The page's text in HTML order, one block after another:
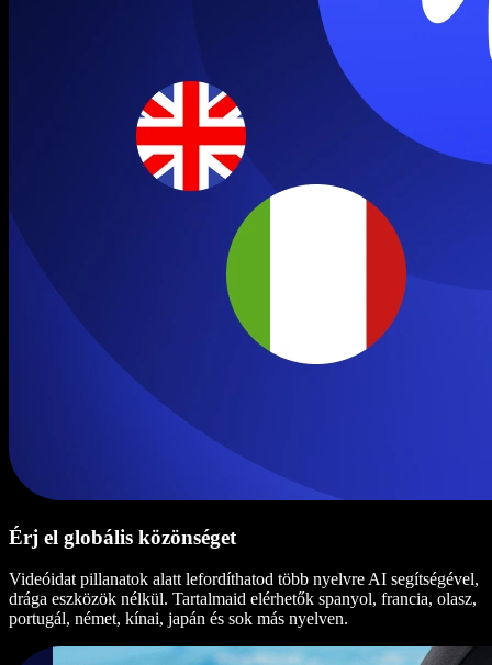
Érj el globális közönséget
Videóidat pillanatok alatt lefordíthatod több nyelvre AI segítségével,
drága eszközök nélkül. Tartalmaid elérhetők spanyol, francia, olasz,
portugál, német, kínai, japán és sok más nyelven.